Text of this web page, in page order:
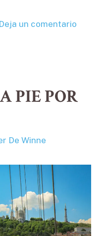
Deja un comentario
PIE POR
De Winne